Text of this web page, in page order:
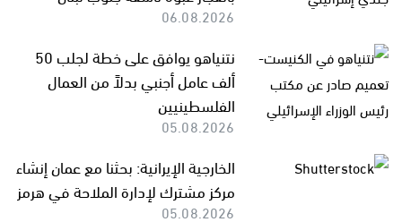
06.08.2026
نتنياهو يوافق على خطة لجلب 50
ألف عامل أجنبي بدلاً من العمال
الفلسطينيين
05.08.2026
الخارجية الإيرانية: بحثنا مع عمان إنشاء
مركز مشترك لإدارة الملاحة في هرمز
05.08.2026